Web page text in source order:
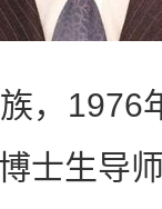
1976
士生导